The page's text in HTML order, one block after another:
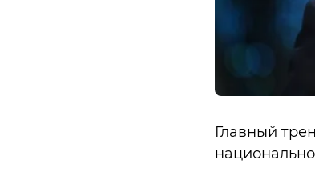
Главный